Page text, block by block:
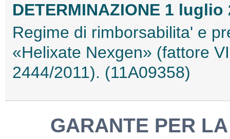
DETERMINAZIONE 1 luglio
Regime di rimborsabilita' e
«Helixate Nexgen» (fattore
2444/2011). (11A09358)
GARANTE PER